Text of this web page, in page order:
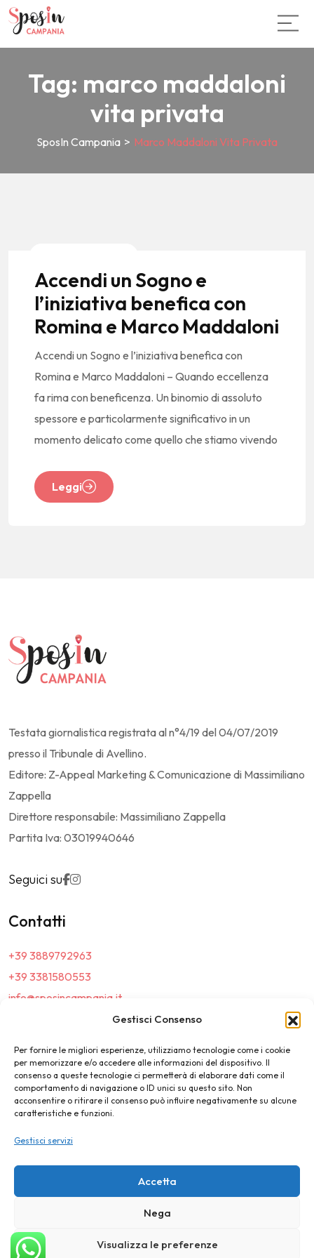
Gestisci Consenso
Per fornire le migliori esperienze, utilizziamo tecnologie come i cookie
per memorizzare e/o accedere alle informazioni del dispositivo. Il
consenso a queste tecnologie ci permetterà di elaborare dati come il
comportamento di navigazione o ID unici su questo sito. Non
acconsentire o ritirare il consenso può influire negativamente su alcune
caratteristiche e funzioni.
Gestisci servizi
Accetta
Nega
Visualizza le preferenze
Tag: marco maddaloni
vita privata
SposIn Campania > Marco Maddaloni Vita Privata
Accendi un Sogno e
l’iniziativa benefica con
Romina e Marco Maddaloni
Accendi un Sogno e l’iniziativa benefica con
Romina e Marco Maddaloni – Quando eccellenza
fa rima con beneficenza. Un binomio di assoluto
spessore e particolarmente significativo in un
momento delicato come quello che stiamo vivendo
Leggi
Testata giornalistica registrata al n°4/19 del 04/07/2019
presso il Tribunale di Avellino.
Editore: Z-Appeal Marketing & Comunicazione di Massimiliano
Zappella
Direttore responsabile: Massimiliano Zappella
Partita Iva: 03019940646
Seguici su
Contatti
+39 3889792963
+39 3381580553
info@sposincampania.it
sposincampania@pec.it
Link
Top100
News e Tendenze
Destination Wedding
©2025 SposIn Campania